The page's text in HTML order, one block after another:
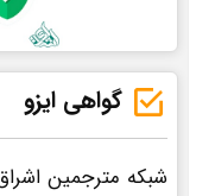
گواهی ایزو
شبکه مترجمین